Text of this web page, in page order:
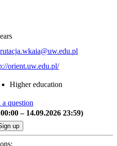
orient.uw.edu.pl/
Higher education
a question
– 14.09.2026 23:59)
up